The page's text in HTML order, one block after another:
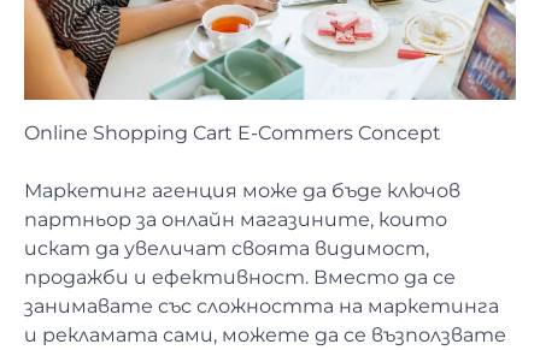
Online Shopping Cart E-Commers Concept
Маркетинг агенция може да бъде ключов
партньор за онлайн магазините, които
искат да увеличат своята видимост,
продажби и ефективност. Вместо да се
занимавате със сложността на маркетинга
и рекламата сами, можете да се възползвате